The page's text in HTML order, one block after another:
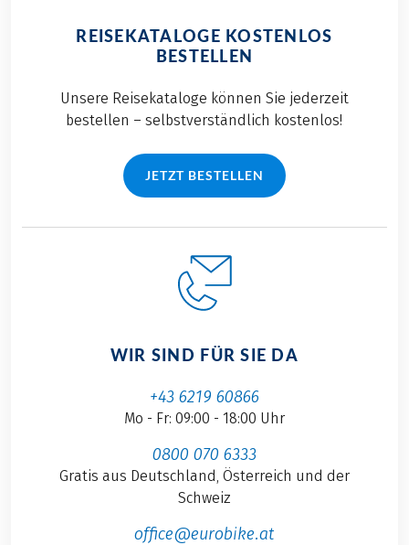
REISEKATALOGE KOSTENLOS
BESTELLEN
Unsere Reisekataloge können Sie jederzeit
bestellen – selbstverständlich kostenlos!
JETZT BESTELLEN
WIR SIND FÜR SIE DA
+43 6219 60866
Mo - Fr: 09:00 - 18:00 Uhr
0800 070 6333
Gratis aus Deutschland, Österreich und der
Schweiz
office@eurobike.at